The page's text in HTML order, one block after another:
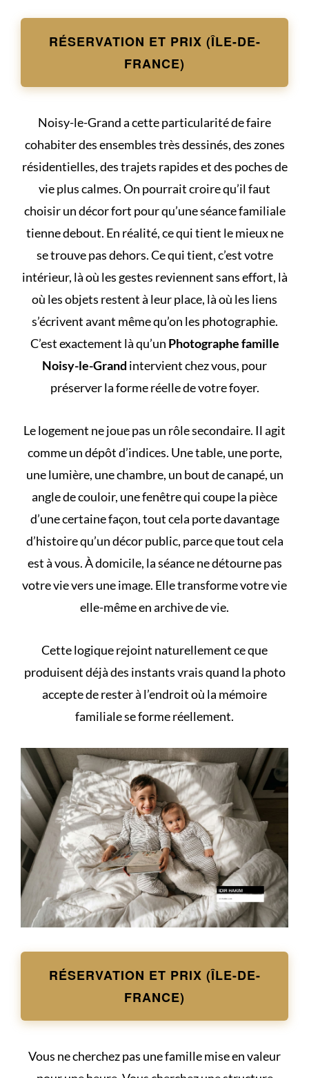
RÉSERVATION ET PRIX (ÎLE-DE-
FRANCE)
Noisy-le-Grand a cette particularité de faire
cohabiter des ensembles très dessinés, des zones
résidentielles, des trajets rapides et des poches de
vie plus calmes. On pourrait croire qu’il faut
choisir un décor fort pour qu’une séance familiale
tienne debout. En réalité, ce qui tient le mieux ne
se trouve pas dehors. Ce qui tient, c’est votre
intérieur, là où les gestes reviennent sans effort, là
où les objets restent à leur place, là où les liens
s’écrivent avant même qu’on les photographie.
C’est exactement là qu’un Photographe famille
Noisy-le-Grand intervient chez vous, pour
préserver la forme réelle de votre foyer.
Le logement ne joue pas un rôle secondaire. Il agit
comme un dépôt d’indices. Une table, une porte,
une lumière, une chambre, un bout de canapé, un
angle de couloir, une fenêtre qui coupe la pièce
d’une certaine façon, tout cela porte davantage
d’histoire qu’un décor public, parce que tout cela
est à vous. À domicile, la séance ne détourne pas
votre vie vers une image. Elle transforme votre vie
elle-même en archive de vie.
Cette logique rejoint naturellement ce que
produisent déjà des instants vraisquand la photo
accepte de rester à l’endroit où la mémoire
familiale se forme réellement.
RÉSERVATION ET PRIX (ÎLE-DE-
FRANCE)
Vous ne cherchez pas une famille mise en valeur